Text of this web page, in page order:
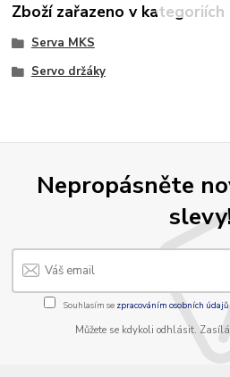
Zboží zařazeno v kategoriích
Serva MKS
Servo držáky
Nepropásněte
Souhlasím se zpracováním osobních údajů
Můžete se kdykoli odhlásit.